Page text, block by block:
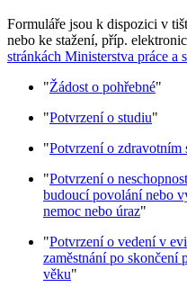
Formuláře jsou k dispozici v
nebo ke stažení, příp.
stránkách Ministerstva práce a
"Žádost o pohřebné"
"Potvrzení o studiu"
"Potvrzení o zdravotním
"Potvrzení o
budoucí povolání nebo
nemoc nebo úraz"
"Potvrzení o vedení v
zaměstnání po skončení
věku"